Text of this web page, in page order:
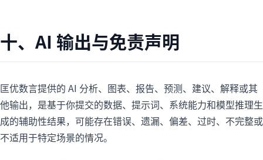
十、AI 输出与免责声明
匡优数言提供的 AI 分析、图表、报告、预测、建议、解释或其
他输出，是基于你提交的数据、提示词、系统能力和模型推理生
成的辅助性结果，可能存在错误、遗漏、偏差、过时、不完整或
不适用于特定场景的情况。